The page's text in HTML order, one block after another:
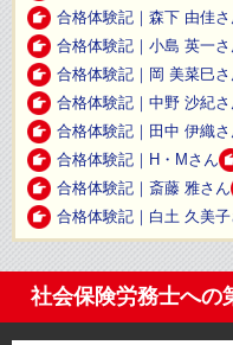
合格体験記｜森下 由佳さ
合格体験記｜小島 英一さ
合格体験記｜岡 美菜巳さ
合格体験記｜中野 沙紀さ
合格体験記｜田中 伊織さ
合格体験記｜H・Mさん
合格体験記｜斎藤 雅さん
合格体験記｜白土 久美子
社会保険労務士への